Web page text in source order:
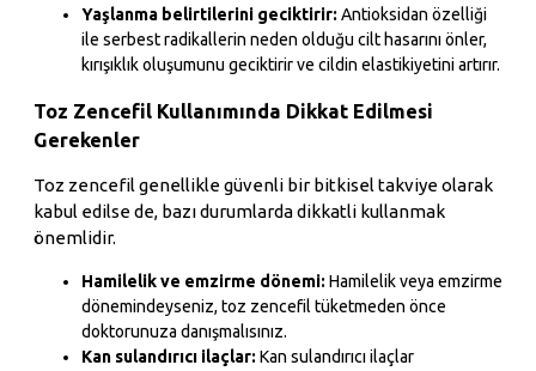
Yaşlanma belirtilerini geciktirir: Antioksidan özelliği
ile serbest radikallerin neden olduğu cilt hasarını önler,
kırışıklık oluşumunu geciktirir ve cildin elastikiyetini artırır.
Toz Zencefil Kullanımında Dikkat Edilmesi
Gerekenler
Toz zencefil genellikle güvenli bir bitkisel takviye olarak
kabul edilse de, bazı durumlarda dikkatli kullanmak
önemlidir.
Hamilelik ve emzirme dönemi: Hamilelik veya emzirme
dönemindeyseniz, toz zencefil tüketmeden önce
doktorunuza danışmalısınız.
Kan sulandırıcı ilaçlar: Kan sulandırıcı ilaçlar